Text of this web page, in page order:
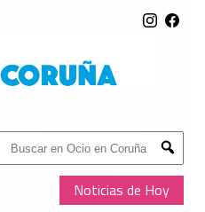
Buscar:
Submit
Noticias de Hoy